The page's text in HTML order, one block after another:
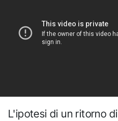
L'ipotesi di un ritorno di